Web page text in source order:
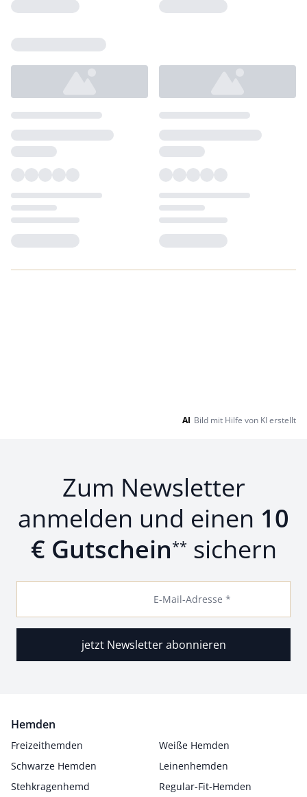
AI Bild mit Hilfe von KI erstellt
Zum Newsletter
anmelden und einen 10
€ Gutschein** sichern
E-Mail-Adresse *
jetzt Newsletter abonnieren
Hemden
Freizeithemden
Weiße Hemden
Schwarze Hemden
Leinenhemden
Stehkragenhemd
Regular-Fit-Hemden